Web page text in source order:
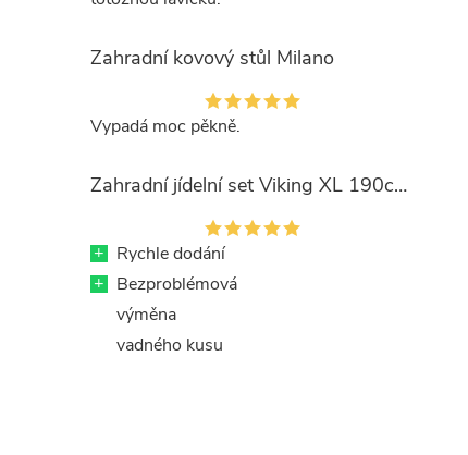
Zahradní kovový stůl Milano
Vypadá moc pěkně.
Zahradní jídelní set Viking XL 190cm + 8x kovová židle Ramada
+ Rychle dodání
+ Bezproblémová
výměna
vadného kusu